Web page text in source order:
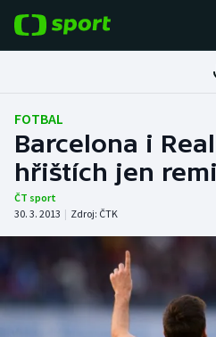
Fotbal
Hokej
Tenis
Atletika
Cyklistika
FOTBAL
Barcelona i
hřištích jen
ČT sport
30. 3. 2013 | Zdroj: ČTK